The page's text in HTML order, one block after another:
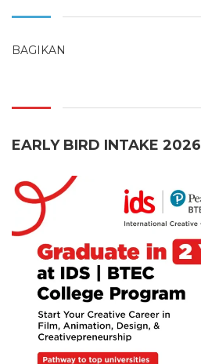
BAGIKAN
EARLY BIRD INTAKE 2026